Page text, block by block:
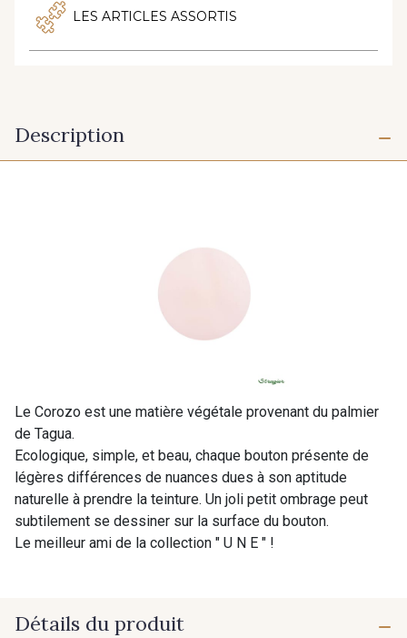
LES ARTICLES ASSORTIS
Description
Le Corozo est une matière végétale provenant du palmier
de Tagua.
Ecologique, simple, et beau, chaque bouton présente de
légères différences de nuances dues à son aptitude
naturelle à prendre la teinture. Un joli petit ombrage peut
subtilement se dessiner sur la surface du bouton.
Le meilleur ami de la collection " U N E " !
Détails du produit